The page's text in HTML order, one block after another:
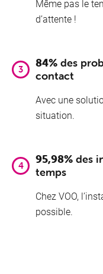
Même pas le
d’attente !
84% des
contact
Avec une
situation.
95,98% des
temps
Chez VOO,
possible.